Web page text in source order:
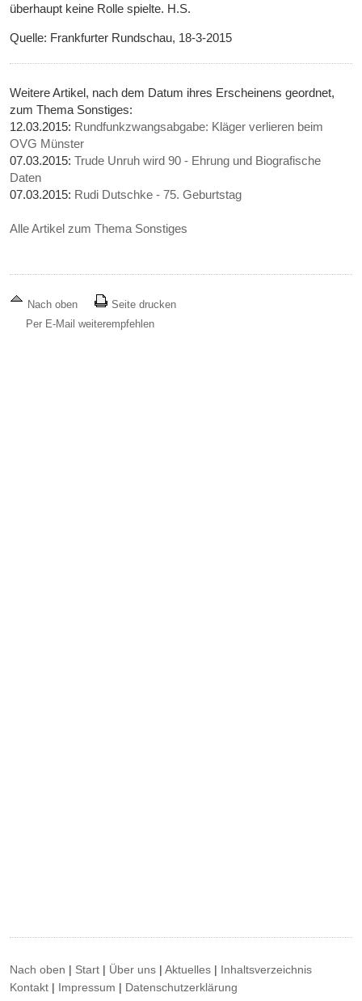
überhaupt keine Rolle spielte. H.S.
Quelle: Frankfurter Rundschau, 18-3-2015
Weitere Artikel, nach dem Datum ihres Erscheinens geordnet,
zum Thema Sonstiges:
12.03.2015: Rundfunkzwangsabgabe: Kläger verlieren beim
OVG Münster
07.03.2015:Trude Unruh wird 90 - Ehrung und Biografische
Daten
07.03.2015: Rudi Dutschke - 75. Geburtstag
Alle Artikel zum Thema Sonstiges
Nach oben
Seite drucken
Per E-Mail weiterempfehlen
Nach oben | Start | Über uns |Aktuelles | Inhaltsverzeichnis
Kontakt | Impressum | Datenschutzerklärung